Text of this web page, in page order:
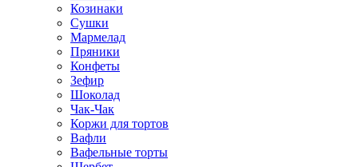
Козинаки
Сушки
Мармелад
Пряники
Конфеты
Зефир
Шоколад
Чак-Чак
Коржи для тортов
Вафли
Вафельные торты